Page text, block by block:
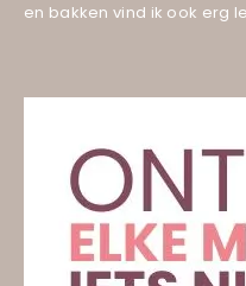
en bakken vind ik ook erg